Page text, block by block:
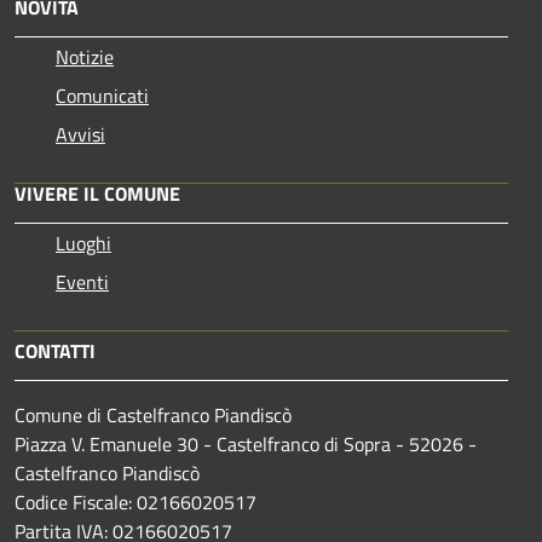
NOVITÀ
Notizie
Comunicati
Avvisi
VIVERE IL COMUNE
Luoghi
Eventi
CONTATTI
Comune di Castelfranco Piandiscò
Piazza V. Emanuele 30 - Castelfranco di Sopra - 52026 -
Castelfranco Piandiscò
Codice Fiscale: 02166020517
Partita IVA: 02166020517